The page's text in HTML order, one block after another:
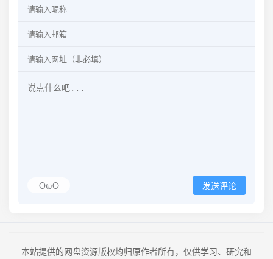
OωO 发送评论
本站提供的网盘资源版权均归原作者所有，仅供学习、研究和